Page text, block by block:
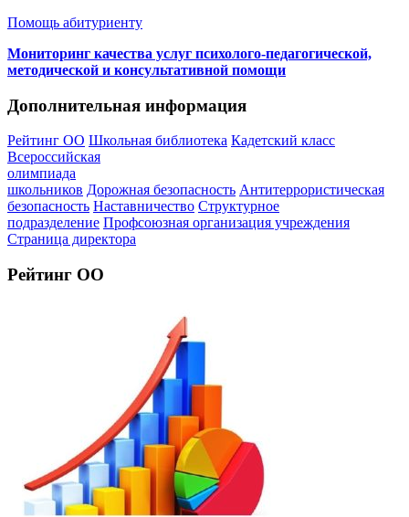
Помощь абитуриенту
Мониторинг качества услуг психолого-педагогической,
методической и консультативной помощи
Дополнительная информация
Рейтинг ОО Школьная библиотека Кадетский класс
Всероссийская
олимпиада
школьников Дорожная безопасность Антитеррористическая
безопасность Наставничество Структурное
подразделение Профсоюзная организация учреждения
Страница директора
Рейтинг ОО